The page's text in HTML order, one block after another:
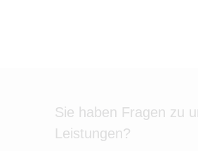
Sie haben Fragen zu
Leistungen?